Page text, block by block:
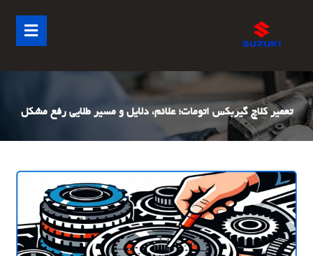
تعمیر کلاچ گیربکس اتومات؛ علائم، دلایل و مسیر طلایی رفع مشکل